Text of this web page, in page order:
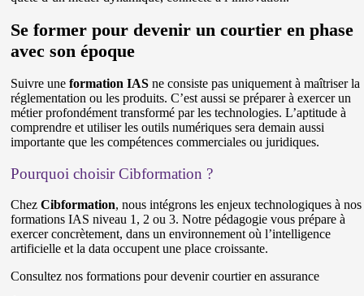
Se former pour devenir un courtier en phase
avec son époque
Suivre uneformation IAS ne consiste pas uniquement à maîtriser la
réglementation ou les produits. C’est aussi se préparer à exercer un
métier profondément transformé par les technologies. L’aptitude à
comprendre et utiliser les outils numériques sera demain aussi
importante que les compétences commerciales ou juridiques.
Pourquoi choisir Cibformation ?
ChezCibformation, nous intégrons les enjeux technologiques à nos
formations IAS niveau 1, 2 ou 3. Notre pédagogie vous prépare à
exercer concrètement, dans un environnement où l’intelligence
artificielle et la data occupent une place croissante.
Consultez nos formations pour devenir courtier en assurance